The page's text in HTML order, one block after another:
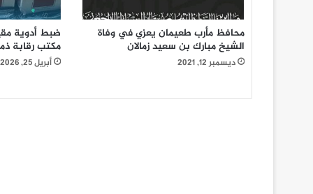
محافظ مأرب طعيمان يعزي في وفاة
الشيخ مبارك بن سعيد زمالان
ديسمبر 12, 2021
ضبط أدوية
مكتب رقابة
أبريل 25, 2026